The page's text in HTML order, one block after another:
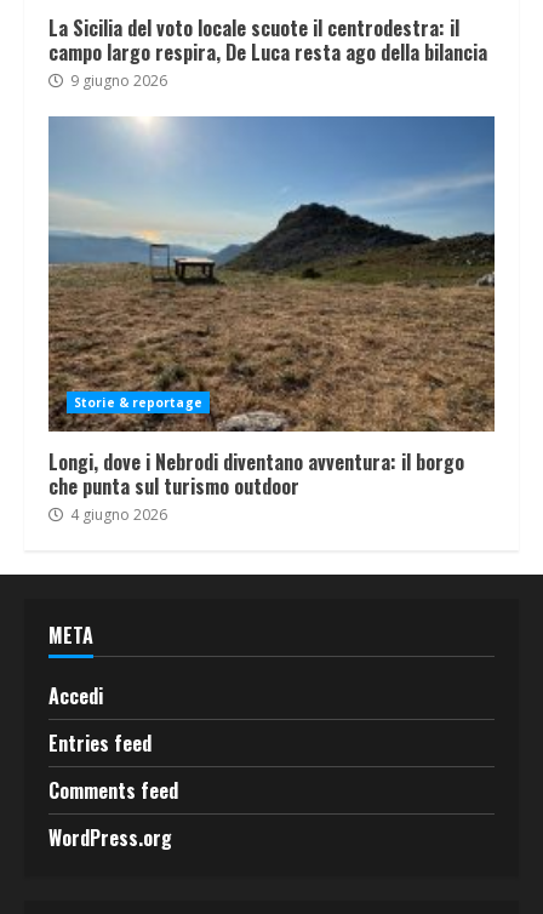
La Sicilia del voto locale scuote il centrodestra: il
campo largo respira, De Luca resta ago della bilancia
9 giugno 2026
Storie & reportage
Longi, dove i Nebrodi diventano avventura: il borgo
che punta sul turismo outdoor
4 giugno 2026
META
Accedi
Entries feed
Comments feed
WordPress.org